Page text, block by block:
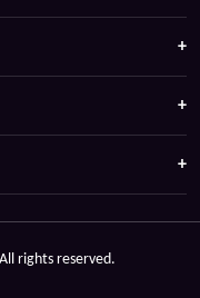
rights reserved.